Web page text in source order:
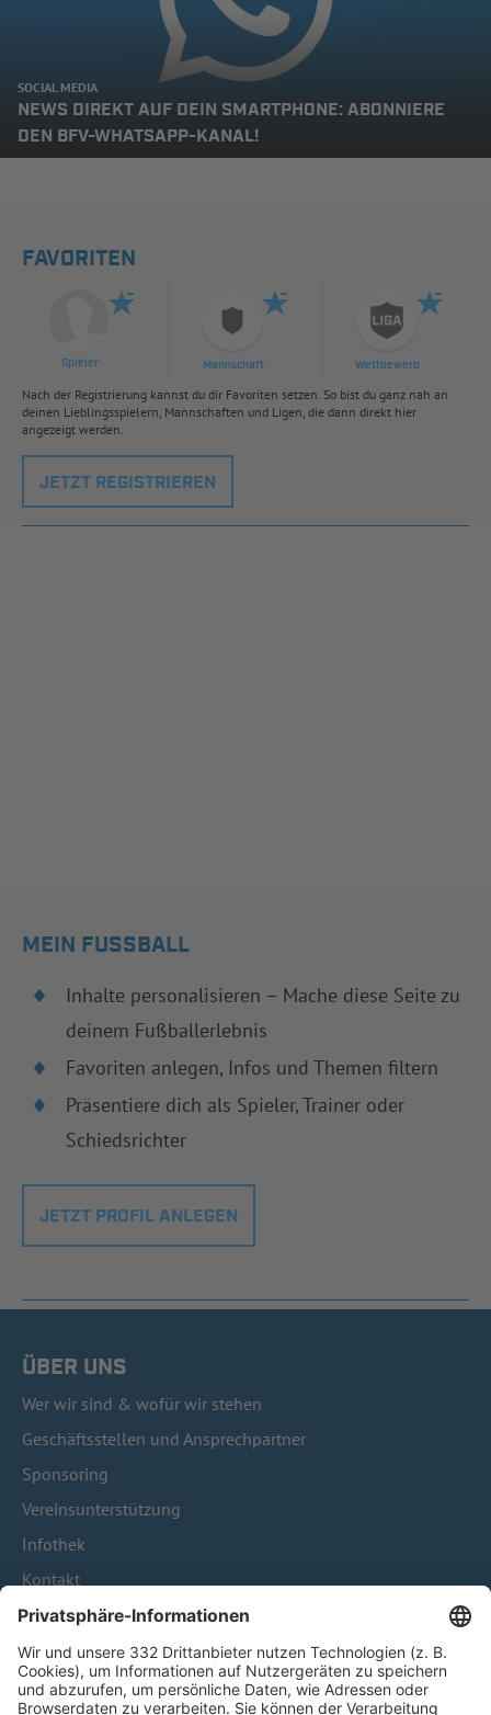
SOCIAL MEDIA
NEWS DIREKT AUF DEIN SMARTPHONE: ABONNIERE
DEN BFV-WHATSAPP-KANAL!
FAVORITEN
Spieler Mannschaft Wettbewerb
Nach der Registrierung kannst du dir Favoriten setzen. So bist du ganz nah an
deinen Lieblingsspielern, Mannschaften und Ligen, die dann direkt hier
angezeigt werden.
JETZT REGISTRIEREN
MEIN FUSSBALL
Inhalte personalisieren – Mache diese Seite zu
deinem Fußballerlebnis
Favoriten anlegen, Infos und Themen filtern
Präsentiere dich als Spieler, Trainer oder
Schiedsrichter
JETZT PROFIL ANLEGEN
ÜBER UNS
Wer wir sind & wofür wir stehen
Geschäftsstellen und Ansprechpartner
Sponsoring
Vereinsunterstützung
Infothek
Kontakt
HÄUFIG BESUCHTE SEITEN
Pässe und Vereinswechsel